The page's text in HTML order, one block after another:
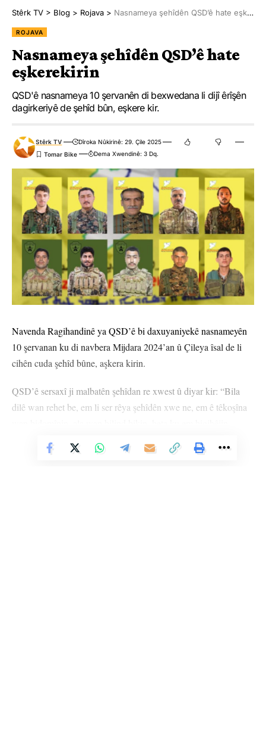
Stêrk TV > Blog > Rojava > Nasnameya şehîdên QSD’ê hate eşkerekirin
ROJAVA
Nasnameya şehîdên QSD’ê hate
eşkerekirin
QSD'ê nasnameya 10 şervanên di bexwedana li dijî êrîşên
dagirkeriyê de şehîd bûn, eşkere kir.
Stêrk TV
Dîroka Nûkirinê: 29. Çile 2025
Dema Xwendinê: 3 Dq.
Navenda Ragihandinê ya QSD’ê bi daxuyaniyekê nasnameyên
10 şervanan ku di navbera Mijdara 2024’an û Çileya îsal de li
cihên cuda şehîd bûne, aşkera kirin.
QSD’ê sersaxî ji malbatên şehîdan re xwest û diyar kir: “Bila
dilê wan rehet be, em li ser rêya şehîdên xwe ne, em ê têkoşîna
serketinê.”
Vê Nûçeyê Bixwîne